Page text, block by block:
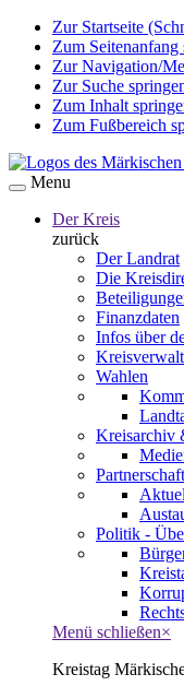
Zur Startseite
Zum
Zur Navigation/
Zur Suche
Zum Inhalt
Zum Fußbereich
Menu
Der Kreis
zurück
Der Landrat
Die
Finanzdaten
Infos über
Wahlen
Kreisarchiv
Politik -
Menü schließen×
Kreistag